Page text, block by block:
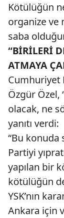
Kötülüğün
organize ve
saba
“BİRİLERİ
ATMAYA
Cumhuriyet
Özgür Özel,
olacak, ne
yanıtı verdi:
“Bu konuda
Partiyi
yapılan bir
kötülüğün
YSK’nın
Ankara için